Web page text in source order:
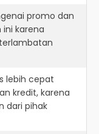
promo dan
karena
lebih cepat
kredit, karena
dari pihak